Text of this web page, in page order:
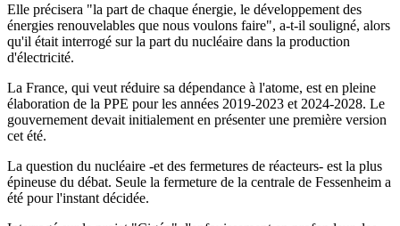
Elle précisera "la part de chaque énergie, le développement des
énergies renouvelables que nous voulons faire", a-t-il souligné, alors
qu'il était interrogé sur la part du nucléaire dans la production
d'électricité.
La France, qui veut réduire sa dépendance à l'atome, est en pleine
élaboration de la PPE pour les années 2019-2023 et 2024-2028. Le
gouvernement devait initialement en présenter une première version
cet été.
La question du nucléaire -et des fermetures de réacteurs- est la plus
épineuse du débat. Seule la fermeture de la centrale de Fessenheim a
été pour l'instant décidée.